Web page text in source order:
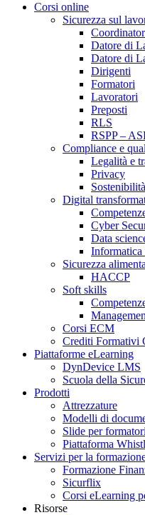
Corsi online
Sicurezza sul
Datore di
Datore di
Dirigenti
Formatori
Lavoratori
Preposti
RLS
RSPP –
Compliance e
Legalità e
Privacy
Sostenibilità
Digital
Cyber
Data
Sicurezza
HACCP
Soft skills
Corsi ECM
Crediti Formativi
Piattaforme eLearning
DynDevice LMS
Scuola della
Prodotti
Attrezzature
Modelli di
Slide per formatori
Piattaforma
Servizi per la
Formazione
Sicurflix
Corsi eLearning
Risorse